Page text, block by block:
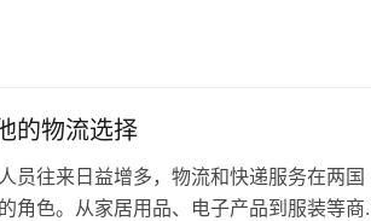
的事项需要了解。 马耳他的公司所得税税
的物流选择
员往来日益增多，物流和快递服务在两国
角色。从家居用品、电子产品到服装等商